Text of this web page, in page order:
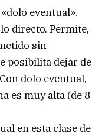
eventual».
directo. Permite,
sin
posibilita dejar de
dolo eventual,
es muy alta (de 8
en esta clase de